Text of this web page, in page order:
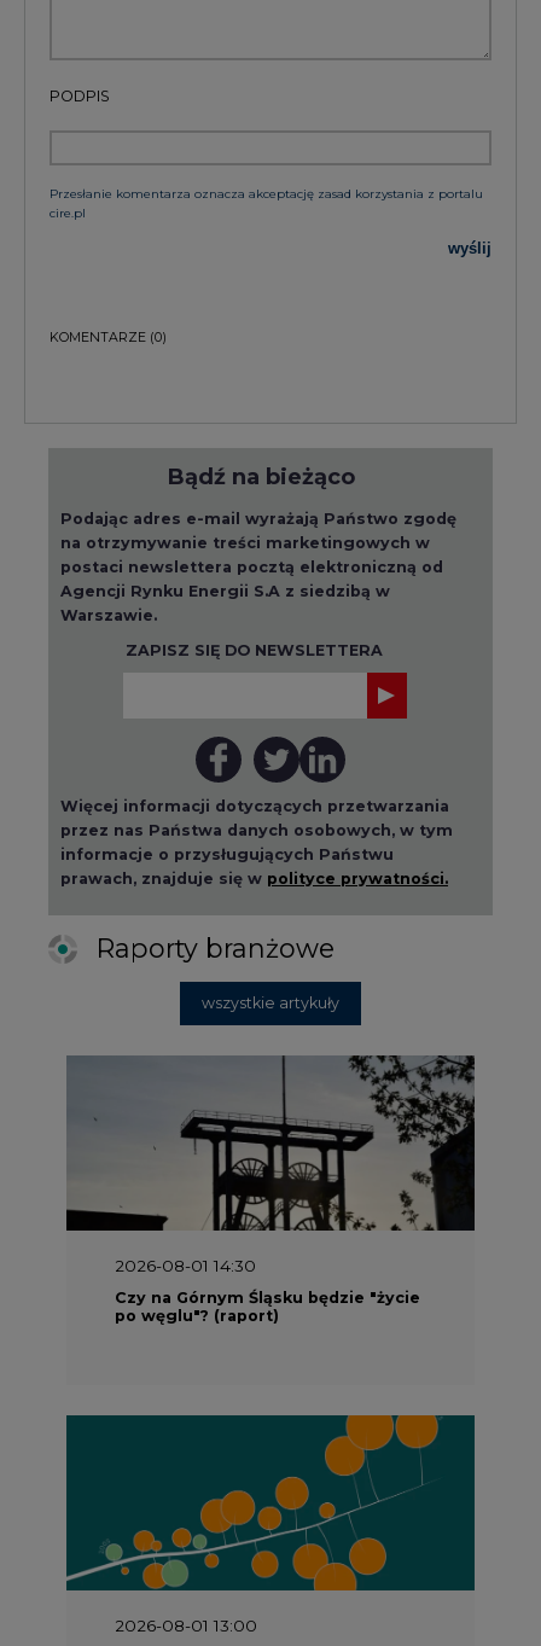
PODPIS
Przesłanie komentarza oznacza akceptację zasad korzystania z portalu
cire.pl
wyślij
KOMENTARZE (0)
Bądź na bieżąco
Podając adres e-mail wyrażają Państwo zgodę
na otrzymywanie treści marketingowych w
postaci newslettera pocztą elektroniczną od
Agencji Rynku Energii S.A z siedzibą w
Warszawie.
ZAPISZ SIĘ DO NEWSLETTERA
Więcej informacji dotyczących przetwarzania
przez nas Państwa danych osobowych, w tym
informacje o przysługujących Państwu
prawach, znajduje się w polityce prywatności.
Raporty branżowe
wszystkie artykuły
2026-08-01 14:30
Czy na Górnym Śląsku będzie "życie
po węglu"? (raport)
2026-08-01 13:00